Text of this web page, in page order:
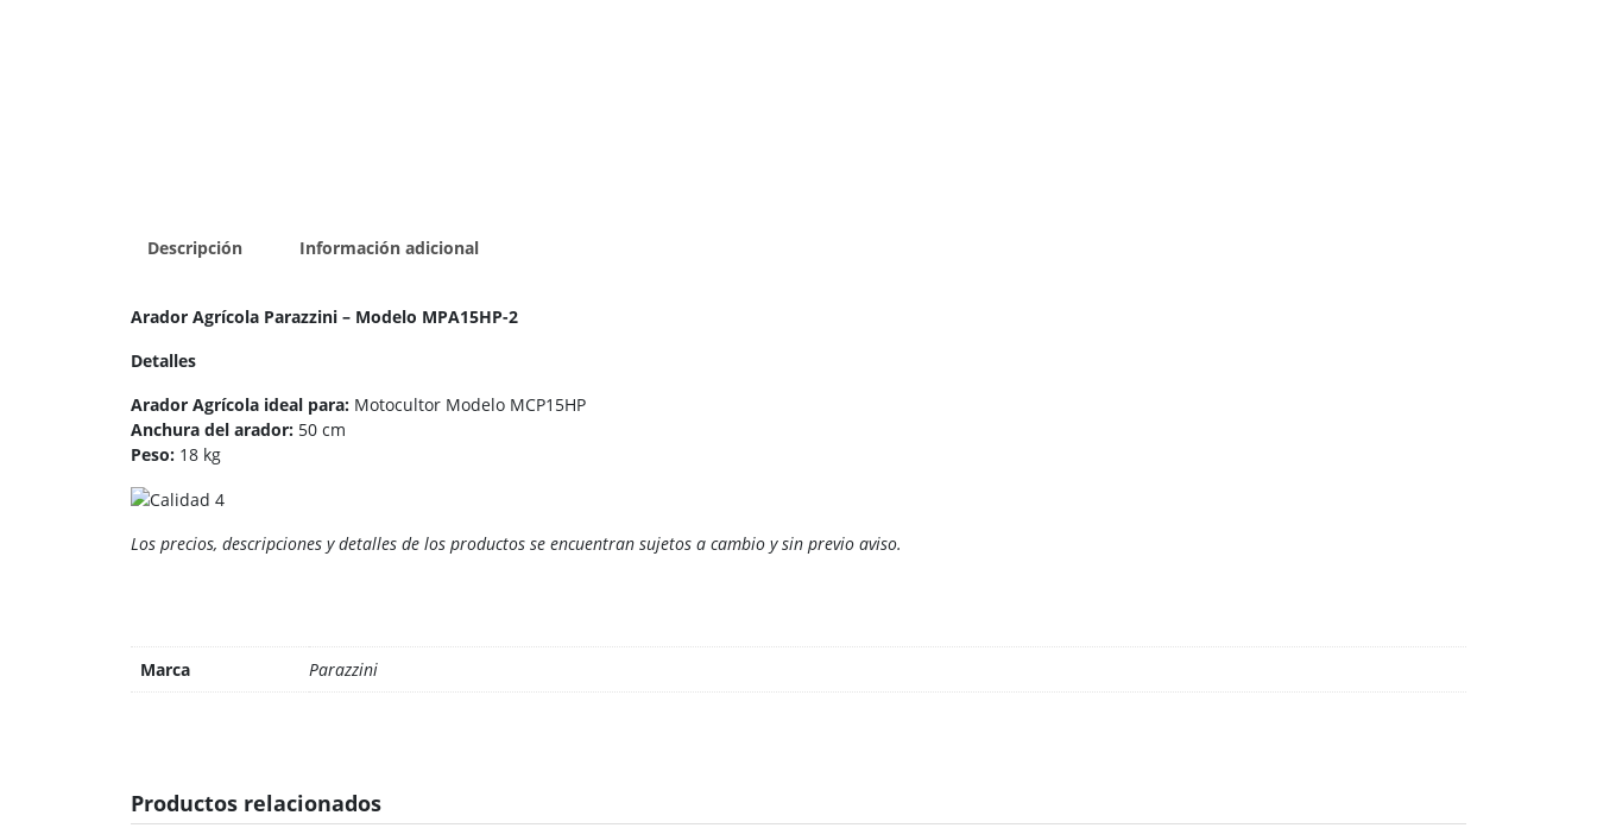
Descripción Información adicional
Arador Agrícola Parazzini – Modelo MPA15HP-2
Detalles
Arador Agrícola ideal para: Motocultor Modelo MCP15HP
Anchura del arador: 50 cm
Peso: 18 kg
Los precios, descripciones y detalles de los productos se encuentran sujetos a cambio y sin previo aviso.
Marca Parazzini
Productos relacionados